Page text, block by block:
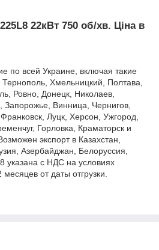
22кВт 750 об/хв. Ціна в
по всей Украине, включая такие
Хмельницкий, Полтава,
Ровно, Донецк, Николаев,
Запорожье, Винница, Чернигов,
Луцк, Херсон, Ужгород,
Горловка, Краматорск и
экспорт в Казахстан,
Азербайджан, Белоруссия,
с НДС на условиях
от даты отгрузки.